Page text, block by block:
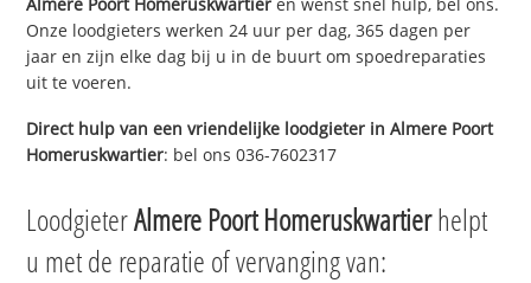
Onze loodgieters werken 24 uur per dag, 365 dagen per
jaar en zijn elke dag bij u in de buurt om spoedreparaties
uit te voeren.
Direct hulp van een vriendelijke loodgieter inAlmere Poort
Homeruskwartier: bel ons 036-7602317
LoodgieterAlmere Poort Homeruskwartierhelpt
u met de reparatie of vervanging van: